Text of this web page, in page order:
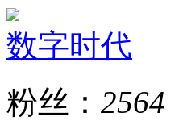
数字时代
粉丝： 2564